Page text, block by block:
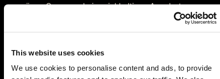
This website uses cookies
We use cookies to personalise content and ads, to provide
grünen Oasen und ein reichhaltiges Angebot an
kulturellen Veranstaltungen. Diese facettenreiche
Stadt ist ein ideales Reiseziel für alle, die sich für
interessieren.
Die reiche Geschichte von Moers spiegelt sich in